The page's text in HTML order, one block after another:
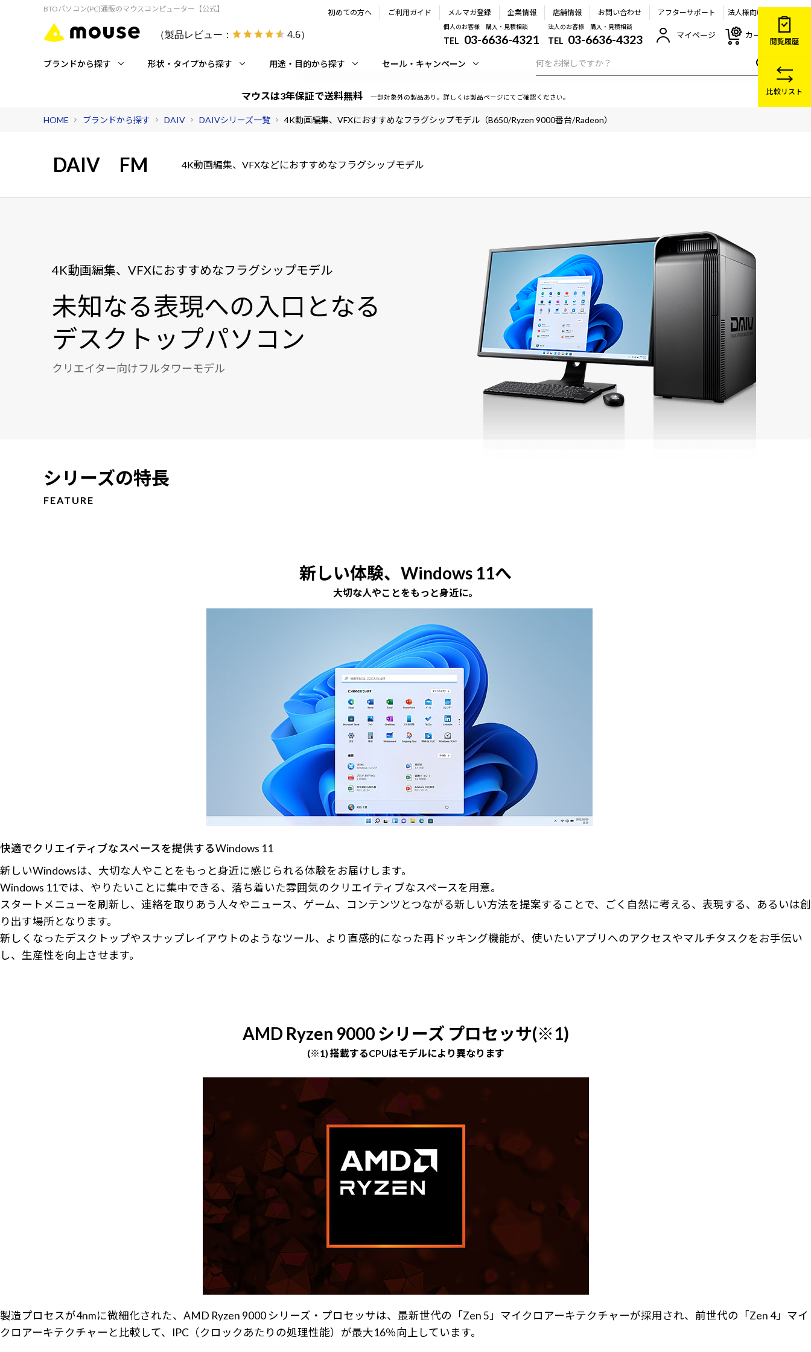
BTOパソコン(PC)通販のマウスコンピューター【公式】
（製品レビュー： 4.6）
初めての方へ ご利用ガイド メルマガ登録 企業情報 店舗情報 お問い合わせ アフターサポート 法人様向け
個人のお客様 購入・見積相談
TEL 03-6636-4321
法人のお客様 購入・見積相談
TEL 03-6636-4323 マイページ カート
ブランドから探す 形状・タイプから探す 用途・目的から探す セール・キャンペーン
マウスは3年保証で送料無料 一部対象外の製品あり。詳しくは製品ページにてご確認ください。
HOME ブランドから探す DAIV DAIVシリーズ一覧 4K動画編集、VFXにおすすめなフラグシップモデル（B650/Ryzen 9000番台/Radeon）
DAIV FM 4K動画編集、VFXなどにおすすめなフラグシップモデル
4K動画編集、VFXにおすすめなフラグシップモデル
未知なる表現への入口となる
デスクトップパソコン
クリエイター向けフルタワーモデル
シリーズの特長
FEATURE
新しい体験、Windows 11へ
大切な人やことをもっと身近に。
快適でクリエイティブなスペースを提供するWindows 11
新しいWindowsは、大切な人やことをもっと身近に感じられる体験をお届けします。
Windows 11では、やりたいことに集中できる、落ち着いた雰囲気のクリエイティブなスペースを用意。
スタートメニューを刷新し、連絡を取りあう人々やニュース、ゲーム、コンテンツとつながる新しい方法を提案することで、ごく自然に考える、表現する、あるいは創
り出す場所となります。
新しくなったデスクトップやスナップレイアウトのようなツール、より直感的になった再ドッキング機能が、使いたいアプリへのアクセスやマルチタスクをお手伝い
し、生産性を向上させます。
AMD Ryzen 9000 シリーズ プロセッサ(※1)
(※1) 搭載するCPUはモデルにより異なります
製造プロセスが4nmに微細化された、AMD Ryzen 9000 シリーズ・プロセッサは、最新世代の「Zen 5」マイクロアーキテクチャーが採用され、前世代の「Zen 4」マイ
クロアーキテクチャーと比較して、IPC（クロックあたりの処理性能）が最大16％向上しています。
閲覧履歴
比較リスト